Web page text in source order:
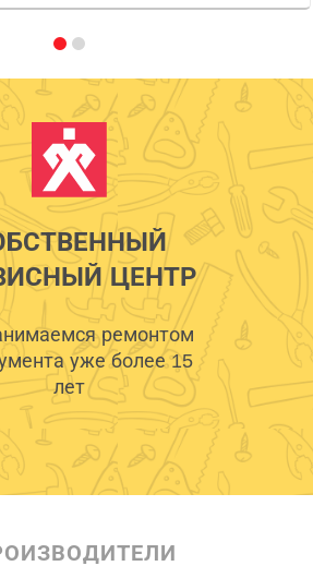
ЦЕНТР
ремонтом
уже более 15
лет